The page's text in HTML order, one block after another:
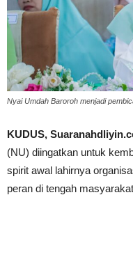
Nyai Umdah Baroroh menjadi
KUDUS,
(NU) diingatkan untuk
spirit awal lahirnya
peran di tengah